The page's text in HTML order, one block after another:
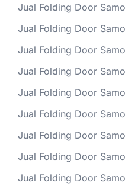
Jual Folding Door
Jual Folding Door
Jual Folding Door
Jual Folding Door
Jual Folding Door
Jual Folding Door
Jual Folding Door
Jual Folding Door
Jual Folding Door